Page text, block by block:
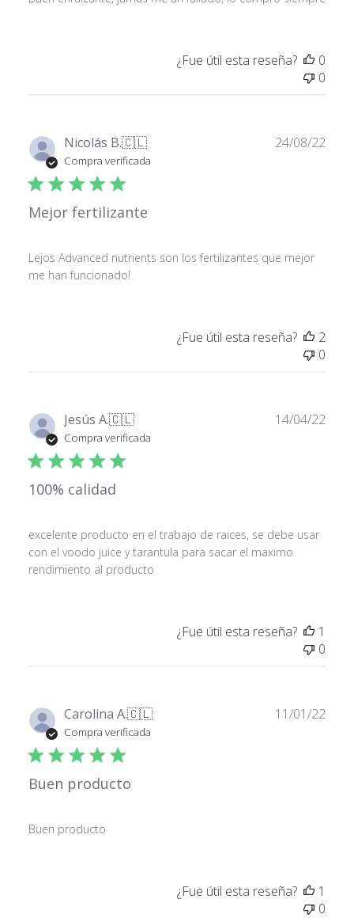
¿Fue útil esta reseña?
0
0
Nicolás B.🇨🇱
Compra verificada
Mejor fertilizante
Lejos Advanced nutrients son los fertilizantes que mejor
me han funcionado!
24/08/22
¿Fue útil esta reseña?
2
0
Jesús A.🇨🇱
Compra verificada
100% calidad
excelente producto en el trabajo de raices, se debe usar
con el voodo juice y tarantula para sacar el maximo
rendimiento al producto
14/04/22
¿Fue útil esta reseña?
1
0
Carolina A.🇨🇱
Compra verificada
Buen producto
Buen producto
11/01/22
¿Fue útil esta reseña?
1
0